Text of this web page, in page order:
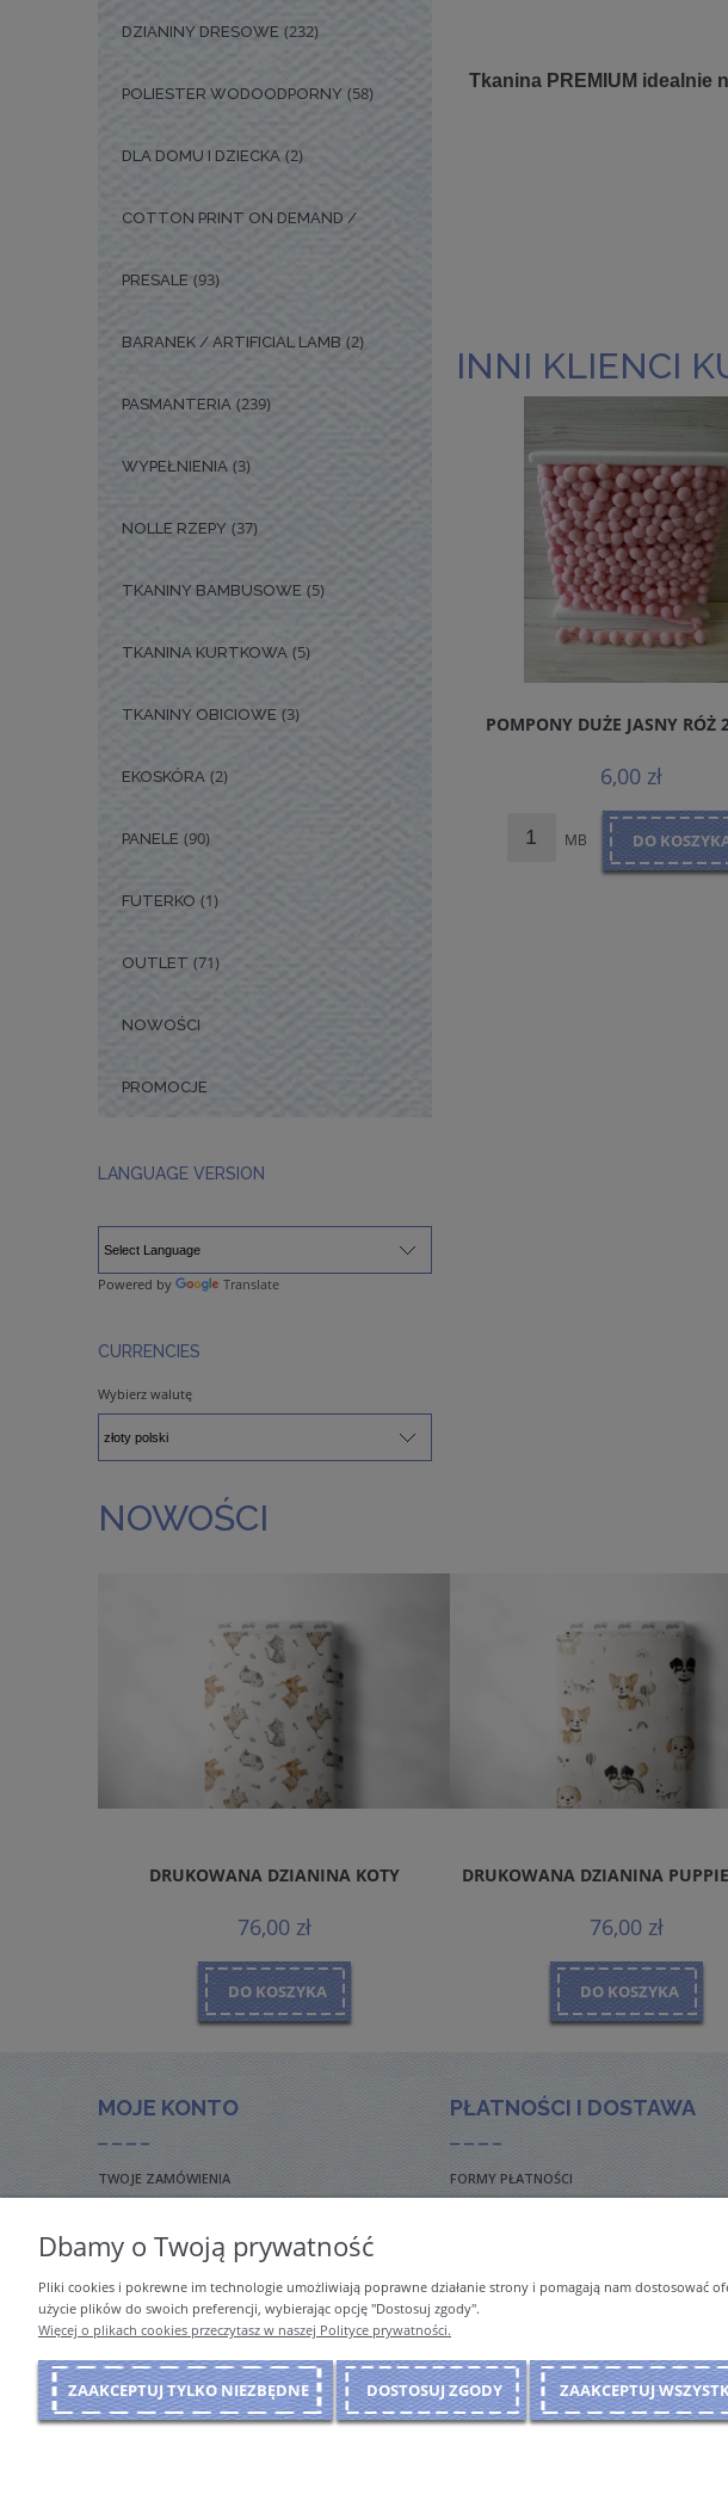
DZIANINY DRESOWE (232)
POLIESTER WODOODPORNY (58)
DLA DOMU I DZIECKA (2)
COTTON PRINT ON DEMAND /
PRESALE (93)
BARANEK / ARTIFICIAL LAMB (2)
PASMANTERIA (239)
WYPEŁNIENIA (3)
NOLLE RZEPY (37)
TKANINY BAMBUSOWE (5)
TKANINA KURTKOWA (5)
TKANINY OBICIOWE (3)
EKOSKÓRA (2)
PANELE (90)
FUTERKO (1)
OUTLET (71)
NOWOŚCI
PROMOCJE
LANGUAGE VERSION
Powered by Translate
CURRENCIES
Wybierz walutę
Tkanina PREMIUM idealnie
INNI KLIENCI
POMPONY DUŻE JASNY RÓŻ
6,00 zł
MB DO
NOWOŚCI
DRUKOWANA DZIANINA PUPPIES BEIGE
76,00 zł
DO KOSZYKA
DRUKOWANA DZIANINA
76,00 zł
DO KOSZYKA
MOJE KONTO
TWOJE ZAMÓWIENIA
PŁATNOŚCI I DOSTAWA
FORMY PŁATNOŚCI
INTERNATIONAL ORDERS & SHIPMENT
Dbamy o Twoją prywatność
Pliki cookies i pokrewne im technologie umożliwiają poprawne działanie strony i pomagają nam dostosować
użycie plików do swoich preferencji, wybierając opcję "Dostosuj zgody".
Więcej o plikach cookies przeczytasz w naszej Polityce prywatności.
ZAAKCEPTUJ TYLKO NIEZBĘDNE DOSTOSUJ ZGODY ZAAKCEPTUJ